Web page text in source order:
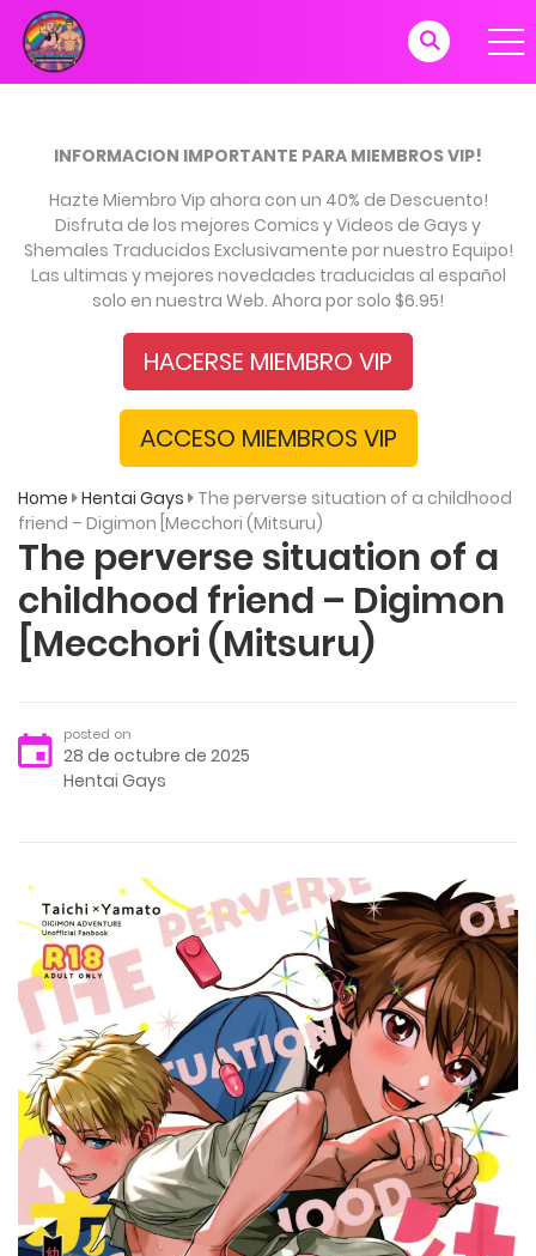
INFORMACION IMPORTANTE PARA MIEMBROS VIP!
Hazte Miembro Vip ahora con un 40% de Descuento!
Disfruta de los mejores Comics y Videos de Gays y
Shemales Traducidos Exclusivamente por nuestro Equipo!
Las ultimas y mejores novedades traducidas al español
solo en nuestra Web. Ahora por solo $6.95!
HACERSE MIEMBRO VIP
ACCESO MIEMBROS VIP
Home Hentai Gays
The perverse situation of a childhood
friend – Digimon [Mecchori (Mitsuru)
The perverse situation of a
childhood friend – Digimon
[Mecchori (Mitsuru)
posted on
28 de octubre de 2025
Hentai Gays